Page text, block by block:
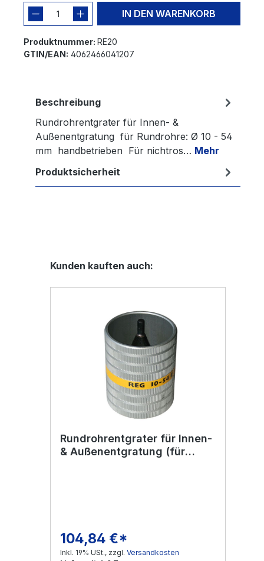
IN DEN WARENKORB
Produktnummer: RE20
GTIN/EAN: 4062466041207
Beschreibung
Rundrohrentgrater für Innen- &
Außenentgratung für Rundrohre: Ø 10 - 54
mm handbetrieben Für nichtros… Mehr
Produktsicherheit
Produktgalerie überspringen
Kunden kauften auch:
Rundrohrentgrater für Innen-
& Außenentgratung (für
Regulärer Preis:
104,84 €*
Inkl. 19% USt., zzgl. Versandkosten